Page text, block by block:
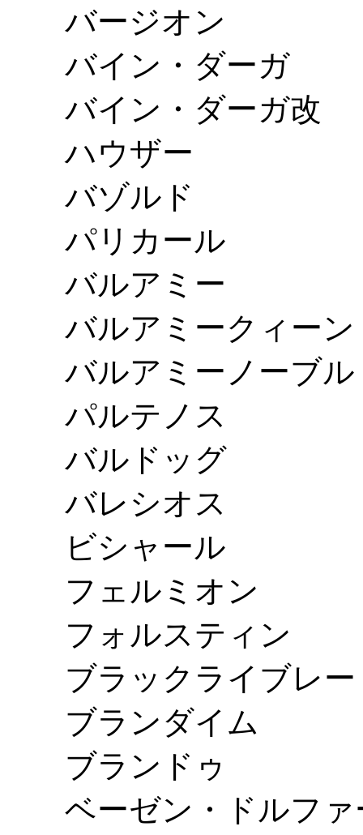
バージオン
バイン・ダーガ
バイン・ダーガ改
ハウザー
バゾルド
パリカール
バルアミー
バルアミークィーン
バルアミーノーブル
パルテノス
バルドッグ
バレシオス
ビシャール
フェルミオン
フォルスティン
ブラックライブレー
ブランダイム
ブランドゥ
ベーゼン・ドルファ